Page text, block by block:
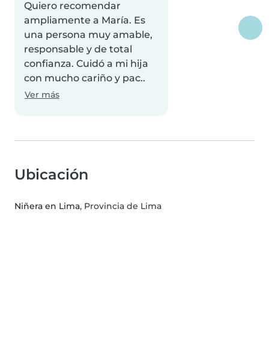
Quiero recomendar
ampliamente a María. Es
una persona muy amable,
responsable y de total
confianza. Cuidó a mi hija
con mucho cariño y pac..
Ver más
Ubicación
Niñera en Lima, Provincia de Lima